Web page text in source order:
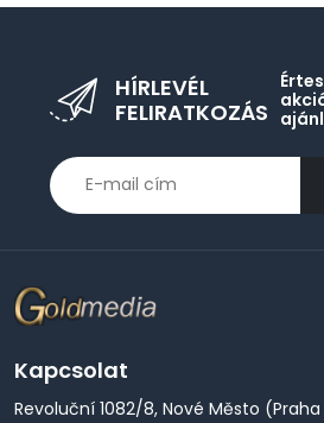
HÍRLEVÉL
FELIRATKOZÁS
Kapcsolat
Revoluční 1082/8, Nové Město (Praha